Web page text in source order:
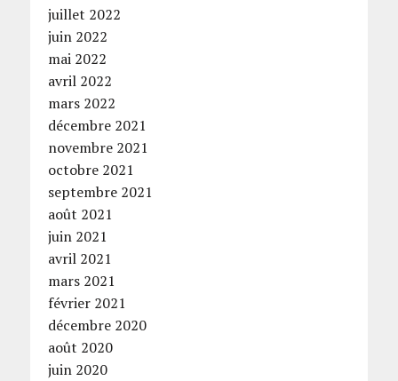
juillet 2022
juin 2022
mai 2022
avril 2022
mars 2022
décembre 2021
novembre 2021
octobre 2021
septembre 2021
août 2021
juin 2021
avril 2021
mars 2021
février 2021
décembre 2020
août 2020
juin 2020